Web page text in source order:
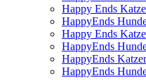
Happy Ends
HappyEnds
Happy Ends
HappyEnds
HappyEnds
HappyEnds